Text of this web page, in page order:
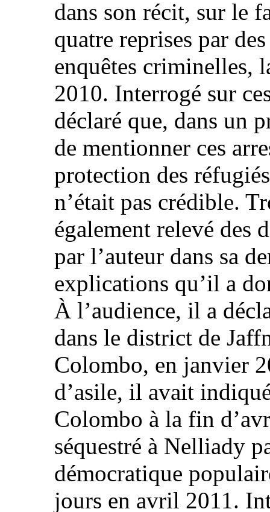
dans son récit, sur le
quatre reprises par
enquêtes criminelles,
2010. Interrogé sur
déclaré que, dans un
de mentionner ces
protection des
n’était pas crédible.
également relevé des
par l’auteur dans sa
explications qu’il a
À l’audience, il a
dans le district de
Colombo, en janvier
d’asile, il avait
Colombo à la fin
séquestré à Nelliady
démocratique
jours en avril 2011.